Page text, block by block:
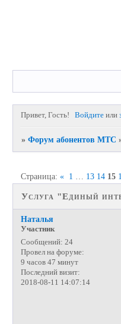
Привет, Гость! Войдите или
»Форум абонентов МТС
Услуга "Единый
Страница:« 1 13 14 15
Наталья
Участник
Сообщений: 24
Провел на форуме:
9 часов 47 минут
Последний визит:
2018-08-11 14:07:14